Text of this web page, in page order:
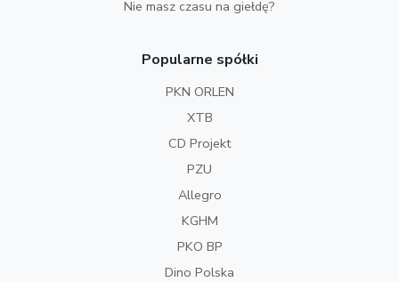
Nie masz czasu na giełdę?
Popularne spółki
PKN ORLEN
XTB
CD Projekt
PZU
Allegro
KGHM
PKO BP
Dino Polska